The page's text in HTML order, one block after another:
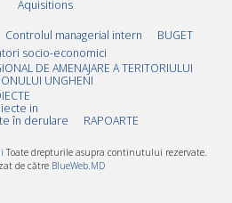
Aquisitions
Controlul managerial intern
BUGET
socio-economici
DE AMENAJARE A TERITORIULUI
UNGHENI
in
în derulare
RAPOARTE
Toate drepturile asupra continutului rezervate.
de către BlueWeb.MD